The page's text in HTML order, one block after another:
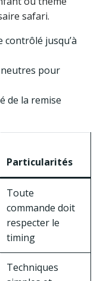
safari.
contrôlé jusqu’à
pour
de la remise
Particularités
Toute
commande doit
respecter le
timing
Techniques